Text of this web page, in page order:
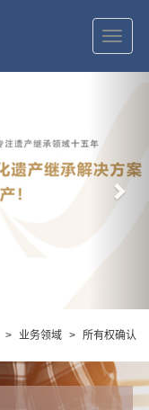
切
换
导
> 业务领域 > 所有权确认